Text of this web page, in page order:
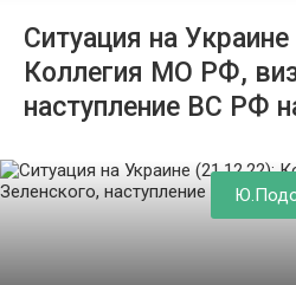
Ситуация на
Коллегия МО РФ,
наступление ВС РФ